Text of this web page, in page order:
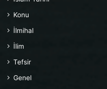
Konu
İlmihal
İlim
Tefsir
Genel